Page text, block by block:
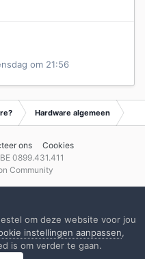
om 21:56
Hardware algemeen
ons
Cookies
0899.431.411
Community
om deze website voor jou
instellingen aanpassen,
is om verder te gaan.